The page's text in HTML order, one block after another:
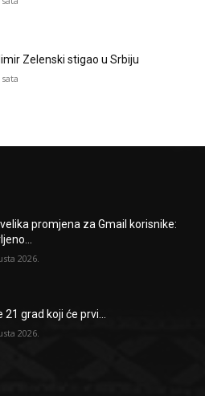
Zelenski stigao u Srbiju
promjena za Gmail korisnike:
2026.
21 grad koji će prvi...
2026.